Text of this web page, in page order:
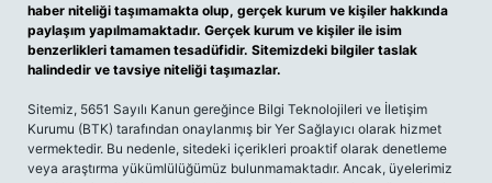
haber niteliği taşımamakta olup, gerçek kurum ve kişiler hakkında
paylaşım yapılmamaktadır. Gerçek kurum ve kişiler ile isim
benzerlikleri tamamen tesadüfidir. Sitemizdeki bilgiler taslak
halindedir ve tavsiye niteliği taşımazlar.
Sitemiz, 5651 Sayılı Kanun gereğince Bilgi Teknolojileri ve İletişim
Kurumu (BTK) tarafından onaylanmış bir Yer Sağlayıcı olarak hizmet
vermektedir. Bu nedenle, sitedeki içerikleri proaktif olarak denetleme
veya araştırma yükümlülüğümüz bulunmamaktadır. Ancak, üyelerimiz